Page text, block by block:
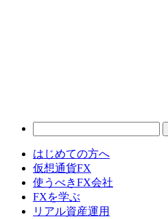
はじめての方へ
仮想通貨FX
使うべきFX会社
FXを学ぶ
リアル資産運用